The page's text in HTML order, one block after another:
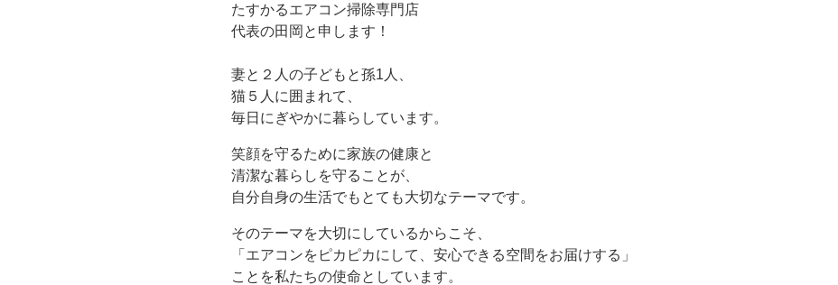
たすかるエアコン掃除専門店
代表の田岡と申します！
妻と２人の子どもと孫1人、
猫５人に囲まれて、
毎日にぎやかに暮らしています。
笑顔を守るために家族の健康と
清潔な暮らしを守ることが、
自分自身の生活でもとても大切なテーマです。
そのテーマを大切にしているからこそ、
「エアコンをピカピカにして、安心できる空間をお届けする」
ことを私たちの使命としています。